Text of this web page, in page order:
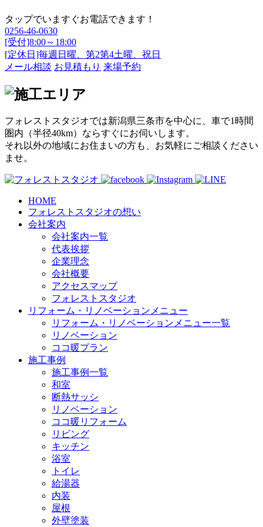
タップでいますぐお電話できます！
0256-46-0630
[受付]8:00～18:00
[定休日]毎週日曜、第2第4土曜、祝日
メール相談 お見積もり 来場予約
フォレストスタジオでは新潟県三条市を中心に、車で1時間
圏内（半径40km）ならすぐにお伺いします。
それ以外の地域にお住まいの方も、お気軽にご相談ください
ませ。
HOME
フォレストスタジオの想い
会社案内
会社案内一覧
代表挨拶
企業理念
会社概要
アクセスマップ
フォレストスタジオ
リフォーム・リノベーションメニュー
リフォーム・リノベーションメニュー一覧
リノベーション
ココ暖プラン
施工事例
施工事例一覧
和室
断熱サッシ
リノベーション
ココ暖リフォーム
リビング
キッチン
浴室
トイレ
給湯器
内装
屋根
外壁塗装